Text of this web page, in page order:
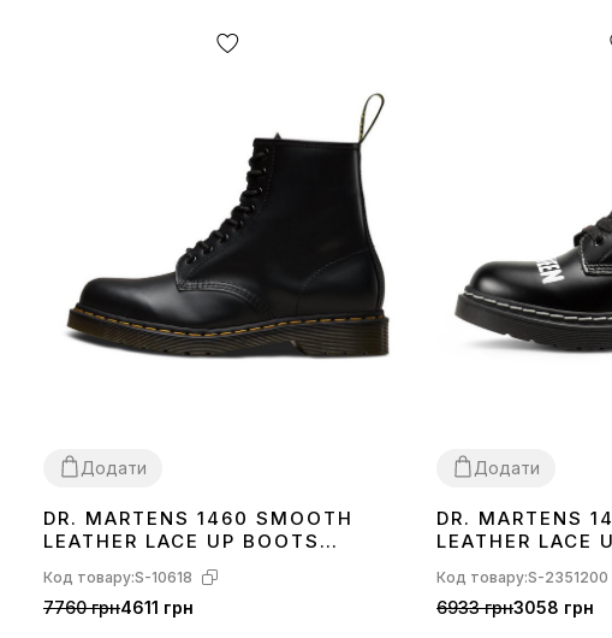
Додати
36 373840 424344 45
DR. MARTENS 1460 SMOOTH
LEATHER LACE UP BOOTS
Код товару:S-10618
7760 грн4611 грн
Додати
38
DR. MARTENS
LEATHER LACE
Код товару:S-2351200
6933 грн3058 грн